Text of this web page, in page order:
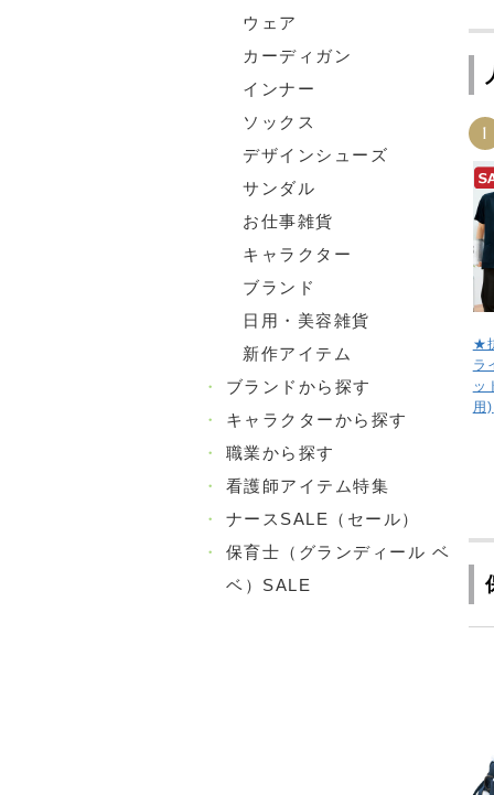
ウェア
カーディガン
インナー
ソックス
デザインシューズ
サンダル
お仕事雑貨
キャラクター
ブランド
日用・美容雑貨
新作アイテム
・
ブランドから探す
・
キャラクターから探す
・
職業から探す
・
看護師アイテム特集
・
ナースSALE（セール）
・
保育士（グランディール ベ
ベ）SALE
1
★
ラ
ッ
用)